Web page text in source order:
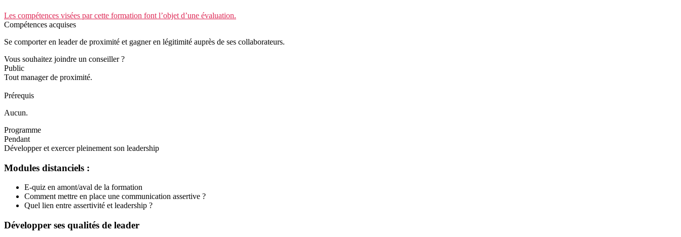
Les compétences visées par cette formation font l’objet d’une évaluation.
Compétences acquises
Se comporter en leader de proximité et gagner en légitimité auprès de ses collaborateurs.
Vous souhaitez joindre un conseiller ?
Public
Tout manager de proximité.
Prérequis
Aucun.
Programme
Pendant
Développer et exercer pleinement son leadership
Modules distanciels :
E-quiz en amont/aval de la formation
Comment mettre en place une communication assertive ?
Quel lien entre assertivité et leadership ?
Développer ses qualités de leader